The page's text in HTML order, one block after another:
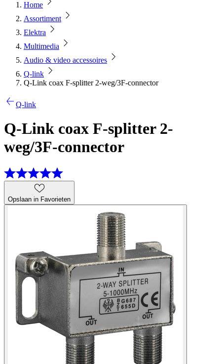
Home
Assortiment
Elektra
Multimedia
Audio & video accessoires
Q-link
Q-Link coax F-splitter 2-weg/3F-connector
Q-link
Q-Link coax F-splitter 2-
weg/3F-connector
Opslaan in Favorieten